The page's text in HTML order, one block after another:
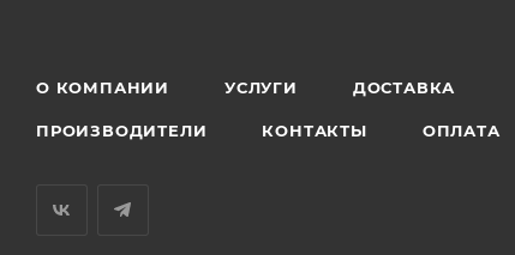
О КОМПАНИИ УСЛУГИ ДОСТАВКА
ПРОИЗВОДИТЕЛИ КОНТАКТЫ ОПЛАТА